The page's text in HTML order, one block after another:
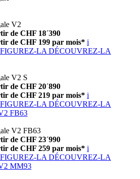
V2
de CHF 18´390
de CHF 199 par mois* i
LA DÉCOUVREZ-LA
V2 S
de CHF 20´890
de CHF 219 par mois* i
LA DÉCOUVREZ-LA
FB63
V2 FB63
de CHF 23´990
de CHF 259 par mois* i
LA DÉCOUVREZ-LA
MM93